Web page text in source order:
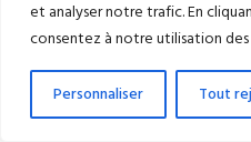
et analyser notre trafic. En
consentez à notre utilisation
Personnaliser Tout